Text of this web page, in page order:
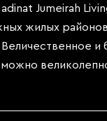
Jumeirah
жилых
Величественное и
можно